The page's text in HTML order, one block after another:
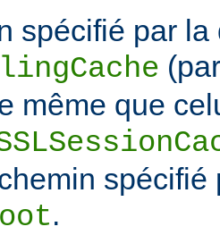
spécifié par la
même que
spécifié
.